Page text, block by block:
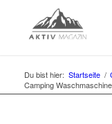
Du bist hier: Startseite /
Camping